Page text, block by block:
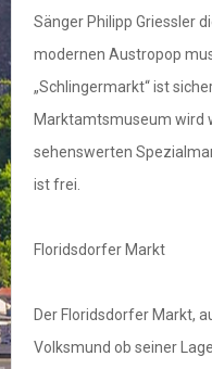
Sänger Philipp Griessler
modernen Austropop
„Schlingermarkt“ ist
Marktamtsmuseum wird
sehenswerten
ist frei.
Floridsdorfer Markt
Der Floridsdorfer Markt,
Volksmund ob seiner